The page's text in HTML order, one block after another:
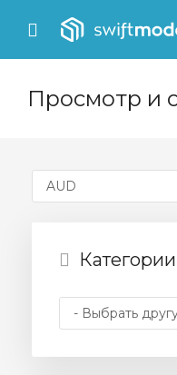
Mobile
Menu
Просмотр и
Категории